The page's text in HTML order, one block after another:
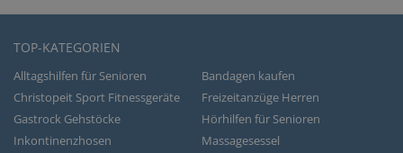
TOP-KATEGORIEN
Alltagshilfen für Senioren
Bandagen kaufen
Christopeit Sport Fitnessgeräte
Freizeitanzüge Herren
Gastrock Gehstöcke
Hörhilfen für Senioren
Inkontinenzhosen
Massagesessel